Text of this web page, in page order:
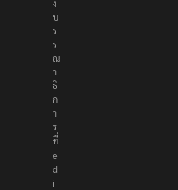
ง
บ
ร
ร
ณ
า
ธิ
ก
า
ร
ที่
e
d
i